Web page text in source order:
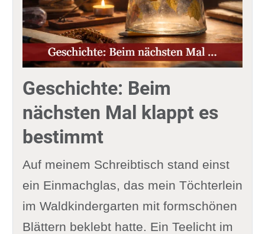
Geschichte: Beim
nächsten Mal klappt es
bestimmt
Auf meinem Schreibtisch stand einst
ein Einmachglas, das mein Töchterlein
im Waldkindergarten mit formschönen
Blättern beklebt hatte. Ein Teelicht im